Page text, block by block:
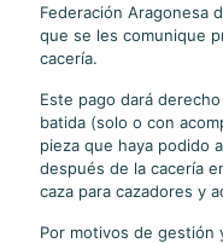
Federación Aragonesa
que se les comunique
cacería.
Este pago dará
batida (solo o con
pieza que haya podido
después de la cacería
caza para cazadores y
Por motivos de gestión